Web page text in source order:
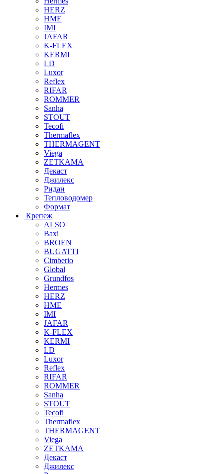
HERZ
HME
IMI
JAFAR
K-FLEX
KERMI
LD
Luxor
Reflex
RIFAR
ROMMER
Sanha
STOUT
Tecofi
Thermaflex
THERMAGENT
Viega
ZETKAMA
Декаст
Джилекс
Ридан
Тепловодомер
Формат
Крепеж
ALSO
Baxi
BROEN
BUGATTI
Cimberio
Global
Grundfos
Hermes
HERZ
HME
IMI
JAFAR
K-FLEX
KERMI
LD
Luxor
Reflex
RIFAR
ROMMER
Sanha
STOUT
Tecofi
Thermaflex
THERMAGENT
Viega
ZETKAMA
Декаст
Джилекс